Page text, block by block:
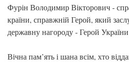
Фурін Володимир Вікторович -
країни, справжній Герой, який
державну нагороду - Герой
Вічна пам’ять і шана всім, хто